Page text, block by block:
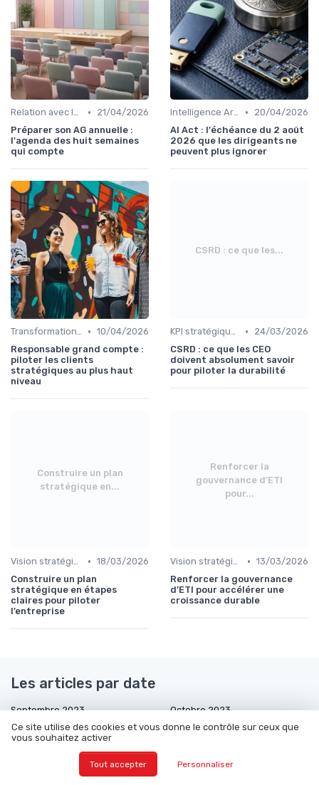
Relation avec les actionnaires & investisseurs •
21/04/2026
Préparer son AG annuelle :
l'agenda des huit semaines
qui compte
Intelligence Artificielle & stratégie •
20/04/2026
AI Act : l'échéance du 2 août
2026 que les dirigeants ne
peuvent plus ignorer
Transformation digitale de l’entreprise • 10/04/2026
Responsable grand compte :
piloter les clients
stratégiques au plus haut
niveau
CSRD : ce que les...
KPI stratégiques & reporting exécutif •
24/03/2026
CSRD : ce que les CEO
doivent absolument savoir
pour piloter la durabilité
Construire un plan
stratégique en...
Vision stratégique & ambition long terme • 18/03/2026
Construire un plan
stratégique en étapes
claires pour piloter
l’entreprise
Renforcer la
gouvernance d’ETI
pour...
Vision stratégique & ambition long terme • 13/03/2026
Renforcer la gouvernance
d’ETI pour accélérer une
croissance durable
Les articles par date
Septembre 2023
Octobre 2023
Novembre 2023
Décembre 2023
Avril 2024
Ce site utilise des cookies et vous donne le contrôle sur ceux que
vous souhaitez activer
Tout accepter Personnaliser